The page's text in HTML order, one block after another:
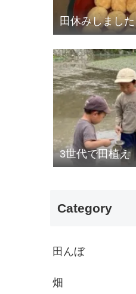
田休みしました
3世代で田植え
Category
田んぼ
畑